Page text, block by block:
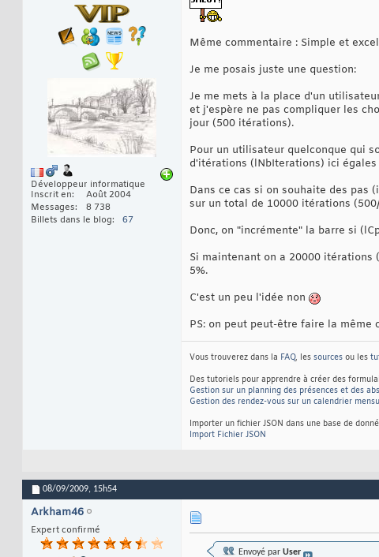
Développeur informatique
Inscrit en
Août 2004
Messages
8 738
Billets dans le blog
67
Même commentaire : Simple et
Je me posais juste une question:
Je me mets à la place d'un
et j'espère ne pas compliquer les
jour (500 itérations).
Pour un utilisateur quelconque qui
d'itérations (lNbIterations) ici égales
Dans ce cas si on souhaite des pas
sur un total de 10000 itérations
Donc, on "incrémente" la barre si
Si maintenant on a 20000 itérations
5%.
C'est un peu l'idée non
PS: on peut peut-être faire la même
Vous trouverez dans la FAQ, les sources ou les
Des tutoriels pour apprendre à créer des
Gestion sur un planning des présences et des
Gestion des rendez-vous sur un calendrier
Importer un fichier JSON dans une base de
Import Fichier JSON
08/09/2009, 15h54
Arkham46
Expert confirmé
Envoyé par User